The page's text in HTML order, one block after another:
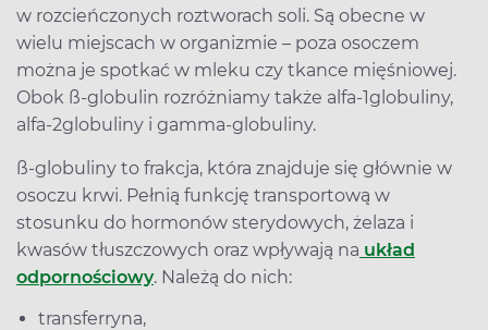
w rozcieńczonych roztworach soli. Są obecne w
wielu miejscach w organizmie – poza osoczem
można je spotkać w mleku czy tkance mięśniowej.
Obok ß-globulin rozróżniamy także alfa-1globuliny,
alfa-2globuliny i gamma-globuliny.
ß-globuliny to frakcja, która znajduje się głównie w
osoczu krwi. Pełnią funkcję transportową w
stosunku do hormonów sterydowych, żelaza i
kwasów tłuszczowych oraz wpływają na układ
odpornościowy. Należą do nich:
transferryna,